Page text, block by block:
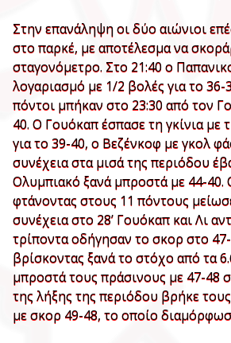
Στην επανάληψη οι δύο αιώνιοι
στο παρκέ, με αποτέλεσμα να
σταγονόμετρο. Στο 21:40 ο
λογαριασμό με 1/2 βολές για το 36-
πόντοι μπήκαν στο 23:30 από τον
40. Ο Γουόκαπ έσπασε τη γκίνια με
για το 39-40, ο Βεζένκοφ με γκολ
συνέχεια στα μισά της περιόδου
Ολυμπιακό ξανά μπροστά με 44-40.
φτάνοντας στους 11 πόντους
συνέχεια στο 28’ Γουόκαπ και Λι
τρίποντα οδήγησαν το σκορ στο
βρίσκοντας ξανά το στόχο από τα
μπροστά τους πράσινους με 47-48
της λήξης της περιόδου βρήκε
με σκορ 49-48, το οποίο